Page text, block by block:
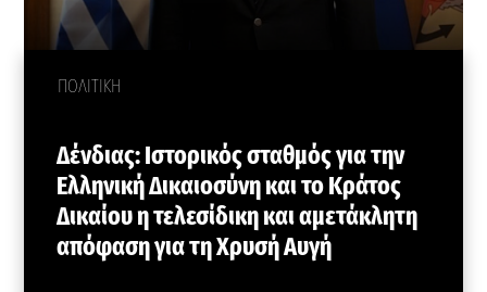
ΠΟΛΙΤΙΚΗ
Δένδιας: Ιστορικός σταθμός για την
Ελληνική Δικαιοσύνη και το Κράτος
Δικαίου η τελεσίδικη και αμετάκλητη
απόφαση για τη Χρυσή Αυγή